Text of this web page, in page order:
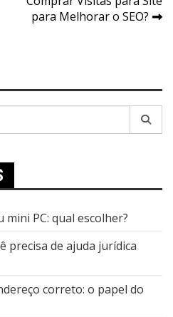
para Melhorar o SEO?
PC: qual escolher?
precisa de ajuda jurídica
correto: o papel do